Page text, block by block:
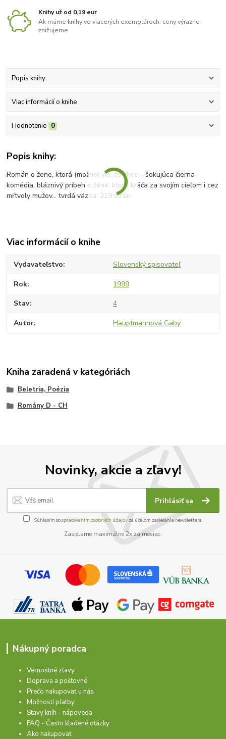
Knihy už od 0,19 eur
Ak máme knihy vo viacerých exemplároch, ceny výrazne
znižujeme
Popis knihy:
Viac informácií o knihe
Hodnotenie 0
Popis knihy:
Román o žene, ktorá (možno) vie, čo chce - šokujúca čierna
komédia, bláznivý príbeh o žene, ktorá kráča za svojím cieľom i cez
mŕtvoly mužov... tvrdá väzba, 219 strán
Viac informácií o knihe
Vydavateľstvo Slovenský spisovateľ
Rok 1999
Stav 4
Autor Hauptmannová Gaby
Kniha zaradená v kategóriách
Beletria, Poézia
Romány D - CH
Novinky, akcie a zľavy!
Prihlásiť sa
Súhlasím sospracovaním osobných údajov za účelom zasielania newslettera.
Zasielame maximálne 2x za mesiac.
Nákupný poradca
Vernostné zľavy
Doprava a poštovné
Prečo nakupovať u nás
Možnosti platby
Stavy kníh - nápoveda
FAQ - Často kladené otázky
Ako nakupovať